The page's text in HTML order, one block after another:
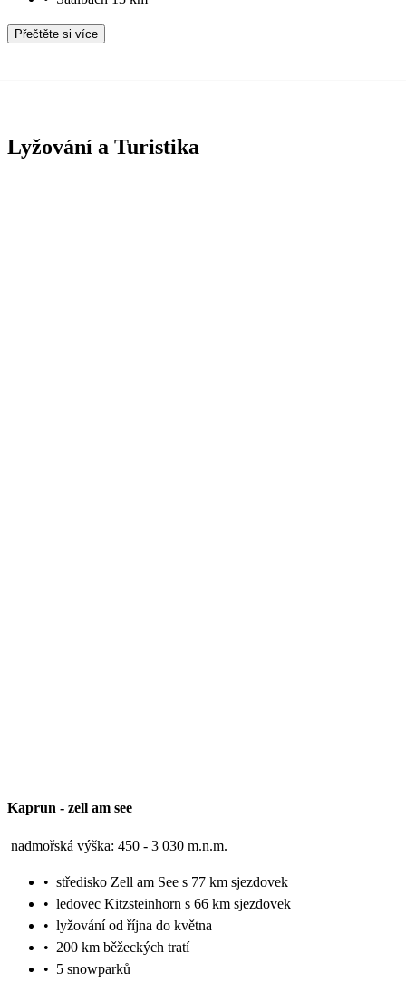
Přečtěte si více
Lyžování a Turistika
Kaprun - zell am see
nadmořská výška: 450 - 3 030 m.n.m.
• středisko Zell am See s 77 km sjezdovek
• ledovec Kitzsteinhorn s 66 km sjezdovek
• lyžování od října do května
• 200 km běžeckých tratí
• 5 snowparků